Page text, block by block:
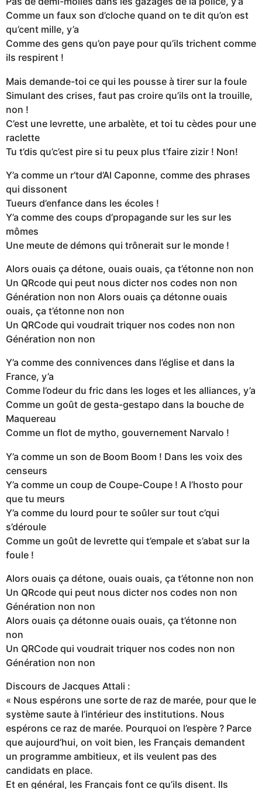
Comme un faux son d’cloche quand on te dit qu’on est
qu’cent mille, y’a
Comme des gens qu’on paye pour qu’ils trichent comme
ils respirent !
Mais demande-toi ce qui les pousse à tirer sur la foule
Simulant des crises, faut pas croire qu’ils ont la trouille,
non !
C’est une levrette, une arbalète, et toi tu cèdes pour une
raclette
Tu t’dis qu’c’est pire si tu peux plus t’faire zizir ! Non!
Y’a comme un r’tour d’Al Caponne, comme des phrases
qui dissonent
Tueurs d’enfance dans les écoles !
Y’a comme des coups d’propagande sur les sur les
mômes
Une meute de démons qui trônerait sur le monde !
Alors ouais ça détone, ouais ouais, ça t’étonne non non
Un QRcode qui peut nous dicter nos codes non non
Génération non non Alors ouais ça détonne ouais
ouais, ça t’étonne non non
Un QRCode qui voudrait triquer nos codes non non
Génération non non
Y’a comme des connivences dans l’église et dans la
France, y’a
Comme l’odeur du fric dans les loges et les alliances, y’a
Comme un goût de gesta-gestapo dans la bouche de
Maquereau
Comme un flot de mytho, gouvernement Narvalo !
Y’a comme un son de Boom Boom ! Dans les voix des
censeurs
Y’a comme un coup de Coupe-Coupe ! A l’hosto pour
que tu meurs
Y’a comme du lourd pour te soûler sur tout c’qui
s’déroule
Comme un goût de levrette qui t’empale et s’abat sur la
foule !
Alors ouais ça détone, ouais ouais, ça t’étonne non non
Un QRcode qui peut nous dicter nos codes non non
Génération non non
Alors ouais ça détonne ouais ouais, ça t’étonne non
non
Un QRCode qui voudrait triquer nos codes non non
Génération non non
Discours de Jacques Attali :
« Nous espérons une sorte de raz de marée, pour que le
système saute à l’intérieur des institutions. Nous
espérons ce raz de marée. Pourquoi on l’espère ? Parce
que aujourd’hui, on voit bien, les Français demandent
un programme ambitieux, et ils veulent pas des
candidats en place.
Et en général, les Français font ce qu’ils disent. Ils